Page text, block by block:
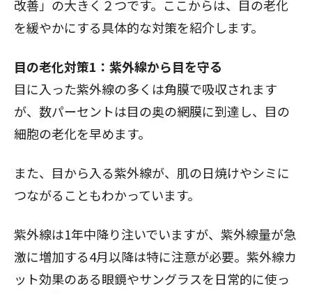
改善」の大きく２つです。ここからは、目の老化
を緩やかにする具体的な対策を紹介します。
目の老化対策1：紫外線から目を守る
目に入った紫外線の多くは角膜で吸収されます
が、数パーセントは目の奥の網膜に到達し、目の
細胞の老化を早めます。
また、目から入る紫外線が、肌の日焼けやシミに
つながることもわかっています。
紫外線は1年中降り注いでいますが、紫外線量が急
激に増加する4月以降は特に注意が必要。紫外線カ
ット効果のある眼鏡やサングラスを日常的に使っ